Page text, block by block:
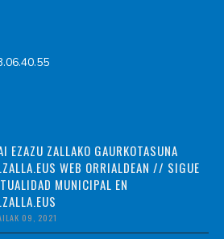
EZAZU ZALLAKO GAURKOTASUNA
WEB ORRIALDEAN // SIGUE
MUNICIPAL EN
09, 2021